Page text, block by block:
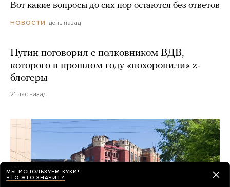
Вот какие вопросы до сих пор остаются без ответов
НОВОСТИ день назад
Путин поговорил с полковником ВДВ,
которого в прошлом году «похоронили» z-
блогеры
21 час назад
МЫ ИСПОЛЬЗУЕМ КУКИ!
ЧТО ЭТО ЗНАЧИТ?